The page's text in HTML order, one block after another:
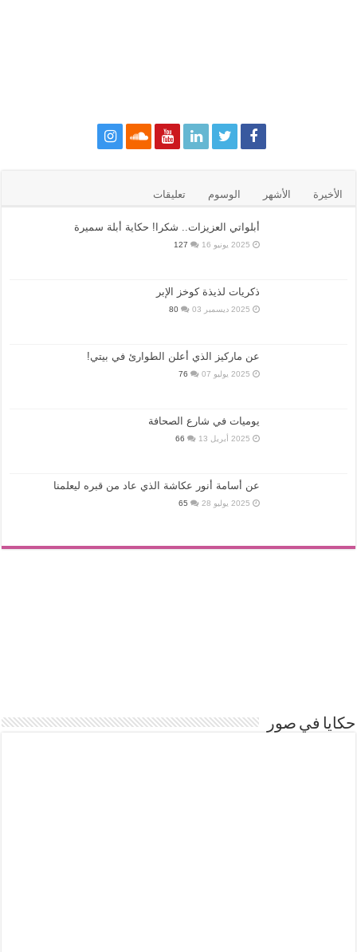
الأخيرة الأشهر الوسوم تعليقات
أبلواتي العزيزات.. شكرا! حكاية أبلة سميرة
2025 يونيو 16 127
ذكريات لذيذة كوخز الإبر
2025 ديسمبر 03 80
عن ماركيز الذي أعلن الطوارئ في بيتي!
2025 يوليو 07 76
يوميات في شارع الصحافة
2025 أبريل 13 66
عن أسامة أنور عكاشة الذي عاد من قبره ليعلمنا
2025 يوليو 28 65
حكايا في صور